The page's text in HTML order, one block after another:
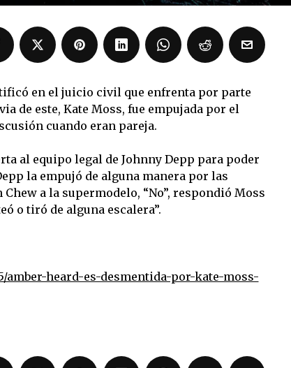
en el juicio civil que enfrenta por parte
de este, Kate Moss, fue empujada por el
cuando eran pareja.
al equipo legal de Johnny Depp para poder
la empujó de alguna manera por las
a la supermodelo, “No”, respondió Moss
o tiró de alguna escalera”.
heard-es-desmentida-por-kate-moss-